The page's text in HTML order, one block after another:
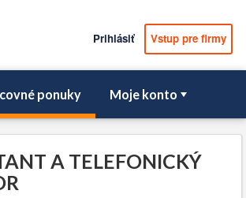
Prihlásiť Vstup pre firmy
ponuky Moje konto
A TELEFONICKÝ